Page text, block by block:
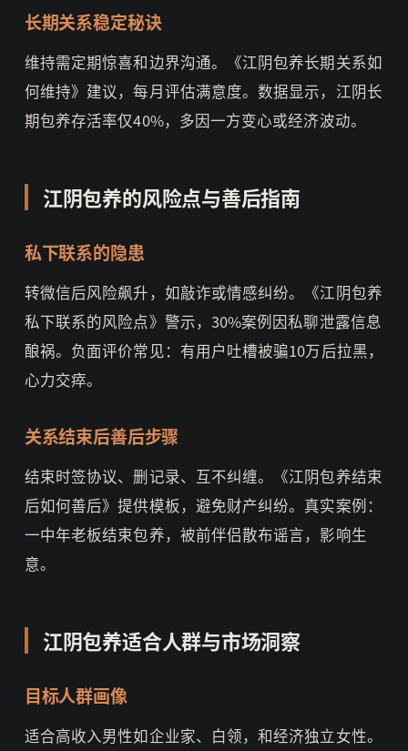
长期关系稳定秘诀
维持需定期惊喜和边界沟通。《江阴包养长期关系如
何维持》建议，每月评估满意度。数据显示，江阴长
期包养存活率仅40%，多因一方变心或经济波动。
江阴包养的风险点与善后指南
私下联系的隐患
转微信后风险飙升，如敲诈或情感纠纷。《江阴包养
私下联系的风险点》警示，30%案例因私聊泄露信息
酿祸。负面评价常见：有用户吐槽被骗10万后拉黑，
心力交瘁。
关系结束后善后步骤
结束时签协议、删记录、互不纠缠。《江阴包养结束
后如何善后》提供模板，避免财产纠纷。真实案例：
一中年老板结束包养，被前伴侣散布谣言，影响生
意。
江阴包养适合人群与市场洞察
目标人群画像
适合高收入男性如企业家、白领，和经济独立女性。